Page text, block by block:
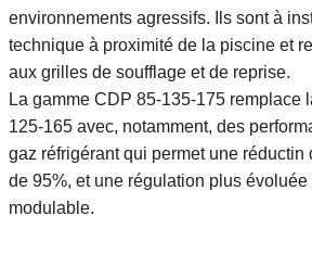
environnements agressifs. Ils sont à
technique à proximité de la piscine et
aux grilles de soufflage et de reprise.
La gamme CDP 85-135-175 remplace
125-165 avec, notamment, des
gaz réfrigérant qui permet une réductin
de 95%, et une régulation plus
modulable.